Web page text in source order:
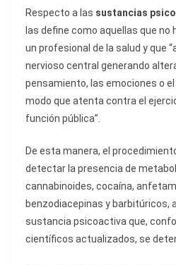
Respecto a las sustancias
las define como aquellas que
un profesional de la salud y que
nervioso central generando
pensamiento, las emociones o
modo que atenta contra el
función pública”.
De esta manera, el
detectar la presencia de
cannabinoides, cocaína,
benzodiacepinas y barbitúricos,
sustancia psicoactiva que,
científicos actualizados, se